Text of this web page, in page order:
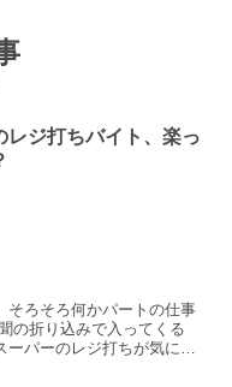
レジ打ちバイト、楽っ
そろそろ何かパートの仕事
の折り込みで入ってくる
ーパーのレジ打ちが気にな